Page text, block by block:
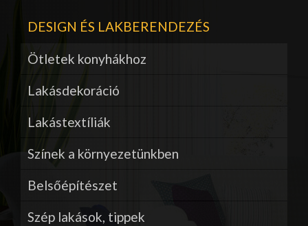
DESIGN ÉS LAKBERENDEZÉS
Ötletek konyhákhoz
Lakásdekoráció
Lakástextíliák
Színek a környezetünkben
Belsőépítészet
Szép lakások, tippek